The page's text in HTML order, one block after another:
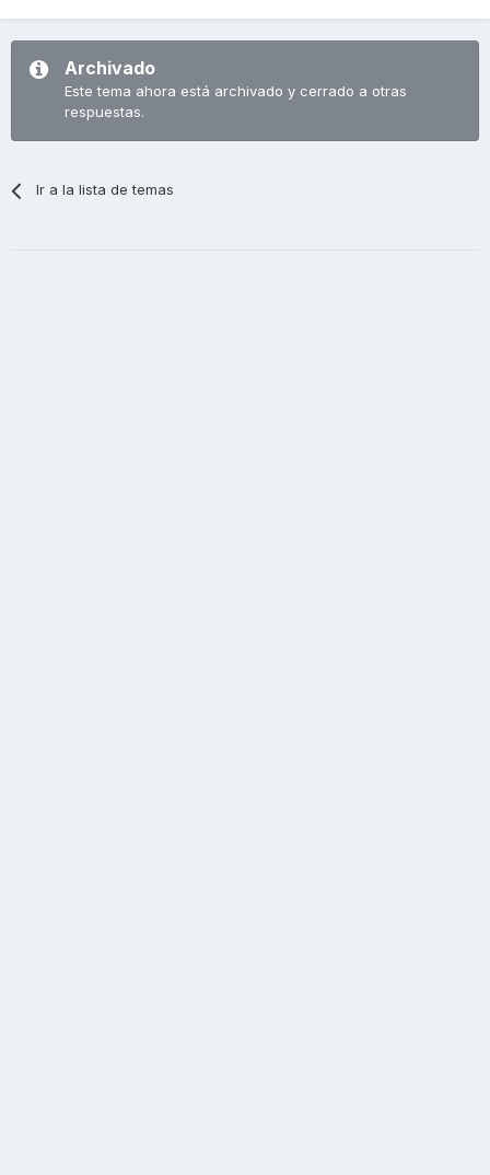
Archivado
Este tema ahora está archivado y cerrado a otras
respuestas.
Ir a la lista de temas